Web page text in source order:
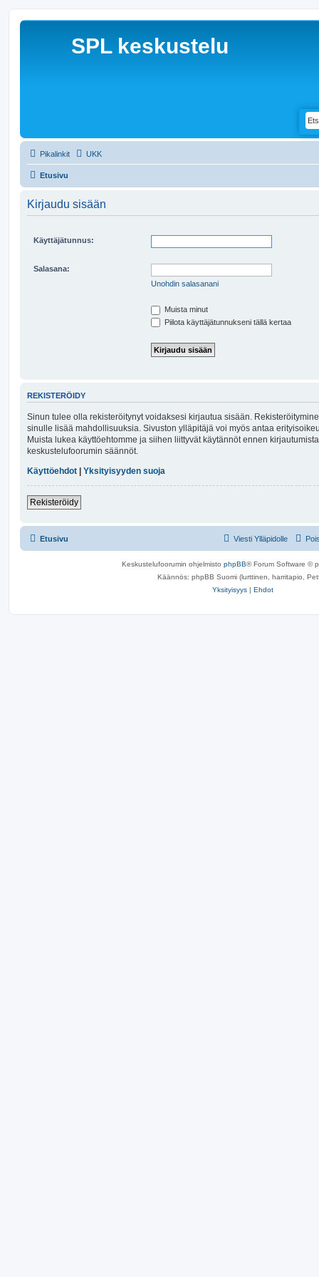
SPL keskustelu
Pikalinkit UKK
Etusivu
Kirjaudu sisään
Käyttäjätunnus:
Salasana:
Unohdin salasanani
Muista minut
Piilota käyttäjätunnukseni tällä kertaa
REKISTERÖIDY
Sinun tulee olla rekisteröitynyt voidaksesi kirjautua sisään.
sinulle lisää mahdollisuuksia. Sivuston ylläpitäjä voi myös antaa
Muista lukea käyttöehtomme ja siihen liittyvät käytännöt ennen
keskustelufoorumin säännöt.
Käyttöehdot | Yksityisyyden suoja
Rekisteröidy
Etusivu Viesti Ylläpidolle
Keskustelufoorumin ohjelmisto phpBB® Forum Software ©
Käännös: phpBB Suomi (lurttinen, harritapio,
Yksityisyys| Ehdot